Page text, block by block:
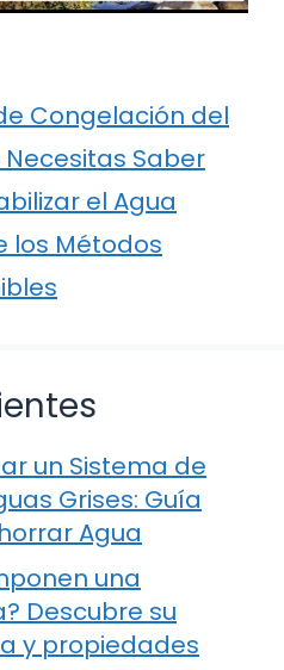
Congelación del
Saber
el Agua
los Métodos
un Sistema de
Grises: Guía
Agua
una
Descubre su
y propiedades